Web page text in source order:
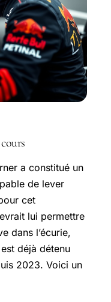
a constitué un
de lever
cet
lui permettre
dans l’écurie,
déjà détenu
2023. Voici un